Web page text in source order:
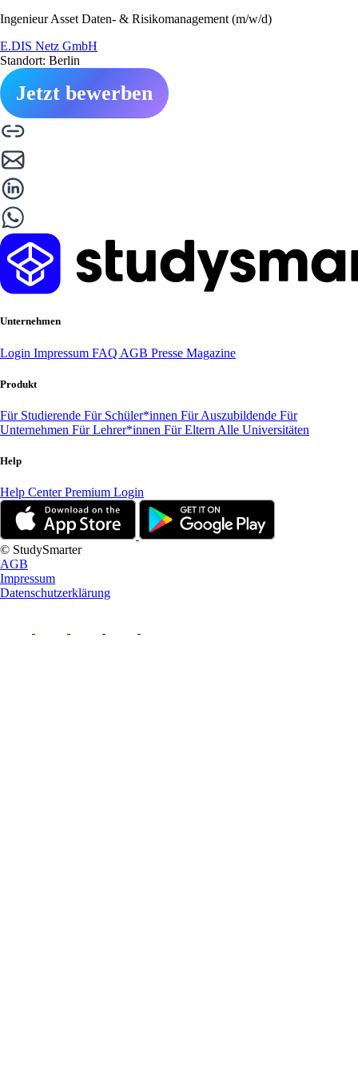
Ingenieur Asset Daten- & Risikomanagement (m/w/d)
E.DIS Netz GmbH
Standort: Berlin
Jetzt bewerben
Unternehmen
Login Impressum FAQ AGB Presse Magazine
Produkt
Für Studierende Für Schüler*innen Für Auszubildende Für
Unternehmen Für Lehrer*innen Für Eltern Alle Universitäten
Help
Help CenterPremium Login
© StudySmarter
AGB
Impressum
Datenschutzerklärung